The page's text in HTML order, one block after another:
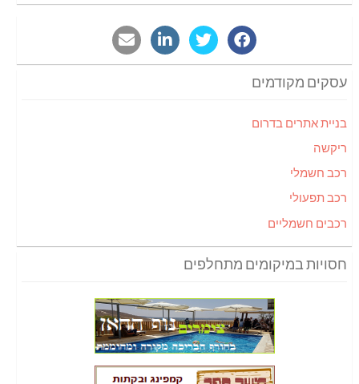
עסקים מקודמים
בניית אתרים בדרום
ריקשה
רכב חשמלי
רכב תפעולי
רכבים חשמליים
חסויות במיקומים מתחלפים